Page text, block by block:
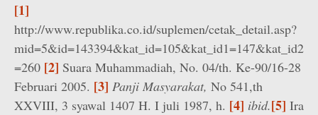
[1]
http://www.republika.co.id/suplemen/cetak_detail.asp?
mid=5&id=143394&kat_id=105&kat_id1=147&kat_id2
=260 [2] Suara Muhammadiah, No. 04/th. Ke-90/16-28
Februari 2005. [3] Panji Masyarakat, No 541,th
XXVIII, 3 syawal 1407 H. I juli 1987, h. [4] ibid.[5] Ira